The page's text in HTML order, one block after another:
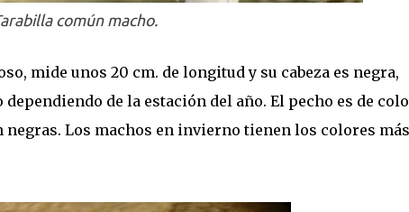
común macho.
mide unos 20 cm. de longitud y su cabeza es negra,
de la estación del año. El pecho es de
Los machos en invierno tienen los colores más